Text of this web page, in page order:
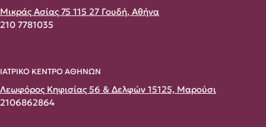
Μικράς Ασίας 75 115 27 Γουδή, Αθήνα
210 7781035
ΙΑΤΡΙΚΟ ΚΕΝΤΡΟ ΑΘΗΝΩΝ
Λεωφόρος Κηφισίας 56 & Δελφών 15125, Μαρούσι
2106862864